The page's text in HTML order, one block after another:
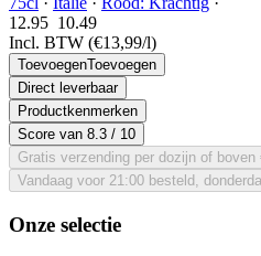
12.95 10.49
Incl. BTW (€13,99/l)
ToevoegenToevoegen
Direct leverbaar
Productkenmerken
Score van 8.3 / 10
Gratis verzending per dozijn of boven
Vandaag voor 21:00 besteld,
Onze selectie